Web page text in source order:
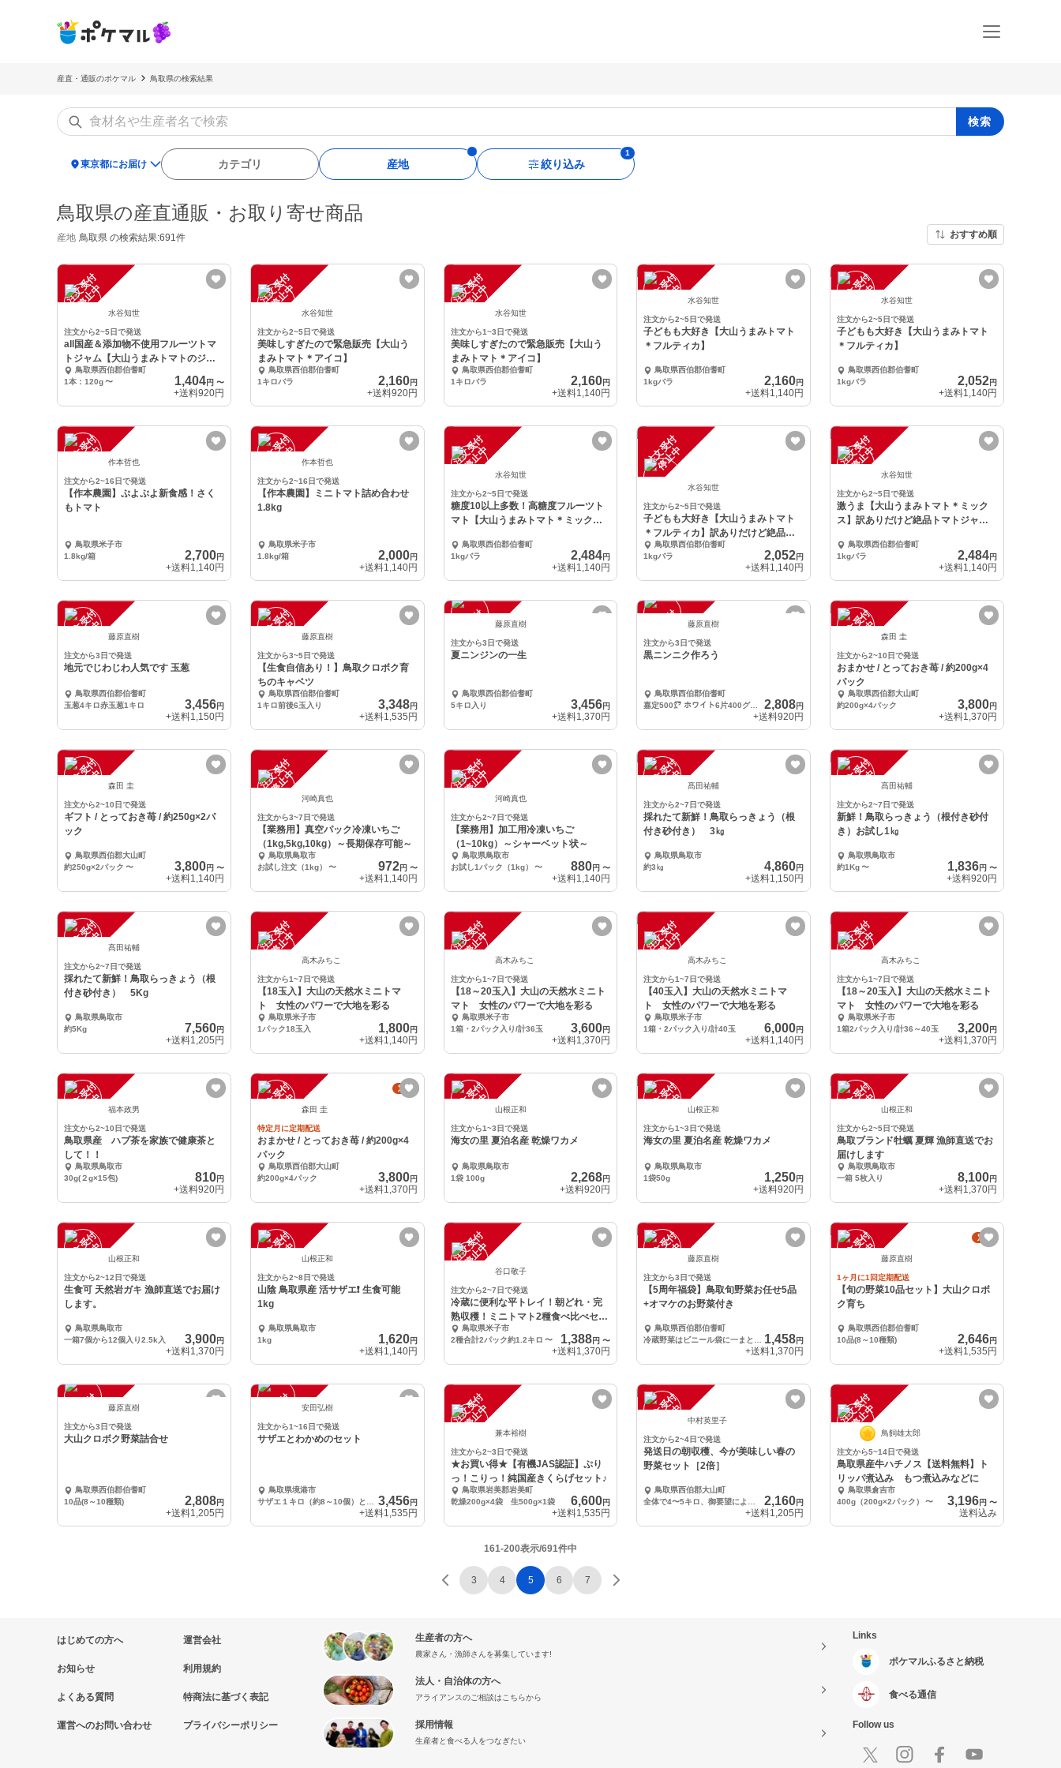
産直・通販のポケマル 鳥取県の検索結果
検索
location_on東京都にお届け カテゴリ 産地 絞り込み
鳥取県の産直通販・お取り寄せ商品
産地 鳥取県 の検索結果:691件 おすすめ順
注
文
受
付
停
止
中
水谷知世
注文から2~5日で発送
all国産＆添加物不使用フルーツトマ
トジャム【大山うまみトマトのジャ
ム】鳥取県西伯郡伯耆町
1本：120g〜 1,404円 〜
+送料920円
注
文
受
付
停
止
中
水谷知世
注文から2~5日で発送
美味しすぎたので緊急販売【大山う
まみトマト＊アイコ】
鳥取県西伯郡伯耆町
1キロバラ
2,160円
+送料920円
注
文
受
付
停
止
中
水谷知世
注文から1~3日で発送
美味しすぎたので緊急販売【大山う
まみトマト＊アイコ】
鳥取県西伯郡伯耆町
1キロバラ
2,160円
+送料1,140円
注
文
受
付
停
止
中 水谷知世
注文から2~5日で発送
子どもも大好き【大山うまみトマト
＊フルティカ】
鳥取県西伯郡伯耆町
1kgバラ
2,160円
+送料1,140円
注
文
受
付
停
止
中 水谷知世
注文から2~5日で発送
子どもも大好き【大山うまみトマト
＊フルティカ】
鳥取県西伯郡伯耆町
1kgバラ
2,052円
+送料1,140円
注
文
受
付
停
止
中 作本哲也
注文から2~16日で発送
【作本農園】ぷよぷよ新食感！さく
もトマト
鳥取県米子市
1.8kg/箱
2,700円
+送料1,140円
注
文
受
付
停
止
中 作本哲也
注文から2~16日で発送
【作本農園】ミニトマト詰め合わせ
1.8kg
鳥取県米子市
1.8kg/箱
2,000円
+送料1,140円
注
文
受
付
停
止
中
水谷知世
注文から2~5日で発送
糖度10以上多数！高糖度フルーツト
マト【大山うまみトマト＊ミック
鳥取県西伯郡伯耆町
1kgバラ
2,484円
+送料1,140円
注
文
受
付
停
止
中
水谷知世
注文から2~5日で発送
子どもも大好き【大山うまみトマト
＊フルティカ】訳ありだけど絶品ト
マトジャム付き
鳥取県西伯郡伯耆町
1kgバラ
2,052円
+送料1,140円
注
文
受
付
停
止
中
水谷知世
注文から2~5日で発送
激うま【大山うまみトマト＊ミック
ス】訳ありだけど絶品トマトジャム
鳥取県西伯郡伯耆町
1kgバラ
2,484円
+送料1,140円
注
文
受
付
停
止
中 藤原直樹
注文から3日で発送
地元でじわじわ人気です 玉葱
鳥取県西伯郡伯耆町
玉葱4キロ赤玉葱1キロ
3,456円
+送料1,150円
注
文
受
付
停
止
中 藤原直樹
注文から3~5日で発送
【生食自信あり！】鳥取クロボク育
ちのキャベツ
鳥取県西伯郡伯耆町
1キロ前後6玉入り
3,348円
+送料1,535円
注
文
受
付
停
止
中 藤原直樹
注文から3日で発送
夏ニンジンの一生
鳥取県西伯郡伯耆町
5キロ入り
3,456円
+送料1,370円
注
文
受
付
停
止
中 藤原直樹
注文から3日で発送
黒ニンニク作ろう
鳥取県西伯郡伯耆町
嘉定500㌘ ホワイト6片400グラム
2,808円
+送料920円
注
文
受
付
停
止
中 森田 圭
注文から2~10日で発送
おまかせ / とっておき苺 / 約200g×4
パック
鳥取県西伯郡大山町
約200g×4パック
3,800円
+送料1,370円
注
文
受
付
停
止
中 森田 圭
注文から2~10日で発送
ギフト / とっておき苺 / 約250g×2パ
ック
鳥取県西伯郡大山町
約250g×2パック 〜 3,800円 〜
+送料1,140円
注
文
受
付
停
止
中
河崎真也
注文から3~7日で発送
【業務用】真空パック冷凍いちご
（1kg,5kg,10kg）～長期保存可能～
鳥取県鳥取市
お試し注文（1kg）
〜 972円 〜
+送料1,140円
注
文
受
付
停
止
中
河崎真也
注文から2~7日で発送
【業務用】加工用冷凍いちご
（1~10kg）～シャーベット状～
鳥取県鳥取市
お試し1パック（1kg）
〜 880円〜
+送料1,140円
注
文
受
付
停
止
中 髙田祐輔
注文から2~7日で発送
採れたて新鮮！鳥取らっきょう（根
付き砂付き） 3㎏
鳥取県鳥取市
約3㎏
4,860円
+送料1,150円
注
文
受
付
停
止
中 髙田祐輔
注文から2~7日で発送
新鮮！鳥取らっきょう（根付き砂付
き）お試し1㎏
鳥取県鳥取市
約1Kg〜 1,836円 〜
+送料920円
注
文
受
付
停
止
中 髙田祐輔
注文から2~7日で発送
採れたて新鮮！鳥取らっきょう（根
付き砂付き） 5Kg
鳥取県鳥取市
約5Kg
7,560円
+送料1,205円
注
文
受
付
停
止
中
高木みちこ
注文から1~7日で発送
【18玉入】大山の天然水ミニトマ
ト 女性のパワーで大地を彩る
鳥取県米子市
1パック18玉入
1,800円
+送料1,140円
注
文
受
付
停
止
中
高木みちこ
注文から1~7日で発送
【18～20玉入】大山の天然水ミニト
マト 女性のパワーで大地を彩る
鳥取県米子市
1箱・2パック入り/計36玉
3,600円
+送料1,370円
注
文
受
付
停
止
中
高木みちこ
注文から1~7日で発送
【40玉入】大山の天然水ミニトマ
ト 女性のパワーで大地を彩る
鳥取県米子市
1箱・2パック入り/計40玉
6,000円
+送料1,140円
注
文
受
付
停
止
中
高木みちこ
注文から1~7日で発送
【18～20玉入】大山の天然水ミニト
マト 女性のパワーで大地を彩る
鳥取県米子市
1箱2パック入り/計36～40玉
3,200円
+送料1,370円
注
文
受
付
停
止
中 福本政男
注文から2~10日で発送
鳥取県産 ハブ茶を家族で健康茶と
して！！
鳥取県鳥取市
30g(２g×15包)
810円
+送料920円
注
文
受
付
停
止
中
定期
森田 圭
特定月に定期配送
おまかせ / とっておき苺 / 約200g×4
パック
鳥取県西伯郡大山町
約200g×4パック
3,800円
+送料1,370円
注
文
受
付
停
止
中 山根正和
注文から1~3日で発送
海女の里 夏泊名産 乾燥ワカメ
鳥取県鳥取市
1袋 100g
2,268円
+送料920円
注
文
受
付
停
止
中 山根正和
注文から1~3日で発送
海女の里 夏泊名産 乾燥ワカメ
鳥取県鳥取市
1袋50g
1,250円
+送料920円
注
文
受
付
停
止
中 山根正和
注文から2~5日で発送
鳥取ブランド牡蠣 夏輝 漁師直送でお
届けします
鳥取県鳥取市
一箱 5枚入り
8,100円
+送料1,370円
注
文
受
付
停
止
中 山根正和
注文から2~12日で発送
生食可 天然岩ガキ 漁師直送でお届け
します。
鳥取県鳥取市
一箱7個から12個入り2.5k入
3,900円
+送料1,370円
注
文
受
付
停
止
中 山根正和
注文から2~8日で発送
山陰 鳥取県産 活サザエ❗️ 生食可能
1kg
鳥取県鳥取市
1kg
1,620円
+送料1,140円
注
文
受
付
停
止
中
谷口敬子
注文から2~7日で発送
冷蔵に便利な平トレイ！朝どれ・完
熟収穫！ミニトマト2種食べ比べセッ
ト 鳥取県米子市
2種合計2パック約1.2キロ 〜 1,388円〜
+送料1,370円
注
文
受
付
停
止
中 藤原直樹
注文から3日で発送
【5周年福袋】鳥取旬野菜お任せ5品
+オマケのお野菜付き
鳥取県西伯郡伯耆町
1,458円
+送料1,370円
注
文
受
付
停
止
中
定期
藤原直樹
1ヶ月に1回定期配送
【旬の野菜10品セット】大山クロボ
ク育ち
鳥取県西伯郡伯耆町
10品(8～10種類)
2,646円
+送料1,535円
注
文
受
付
停
止
中 藤原直樹
注文から3日で発送
大山クロボク野菜詰合せ
鳥取県西伯郡伯耆町
10品(8～10種類)
2,808円
+送料1,205円
注
文
受
付
停
止
中 安田弘樹
注文から1~16日で発送
サザエとわかめのセット
鳥取県境港市
3,456円
+送料1,535円
注
文
受
付
停
止
中
兼本裕樹
注文から2~3日で発送
★お買い得★【有機JAS認証】ぷり
っ！こりっ！純国産きくらげセット♪
鳥取県岩美郡岩美町
乾燥200g×4袋 生500g×1袋
6,600円
+送料1,535円
注
文
受
付
停
止
中 中村英里子
注文から2~4日で発送
発送日の朝収穫、今が美味しい春の
野菜セット［2倍］
鳥取県西伯郡大山町
2,160円
+送料1,205円
注
文
受
付
停
止
中
鳥飼雄太郎
注文から5~14日で発送
鳥取県産牛ハチノス【送料無料】ト
リッパ煮込み もつ煮込みなどに
鳥取県倉吉市
400g（200g×2パック）
〜 3,196円 〜
送料込み
161-200表示/691件中
3 4 5 6 7
はじめての方へ
お知らせ
よくある質問
運営へのお問い合わせ
運営会社
利用規約
特商法に基づく表記
プライバシーポリシー
生産者の方へ
農家さん・漁師さんを募集しています!
法人・自治体の方へ
アライアンスのご相談はこちらから
採用情報
生産者と食べる人をつなぎたい
Links
ポケマルふるさと納税
食べる通信
Follow us